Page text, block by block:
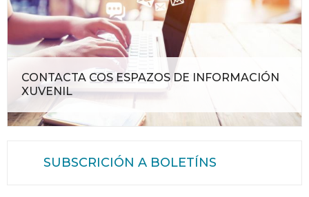
CONTACTA COS ESPAZOS DE INFORMACIÓN
XUVENIL
SUBSCRICIÓN A BOLETÍNS